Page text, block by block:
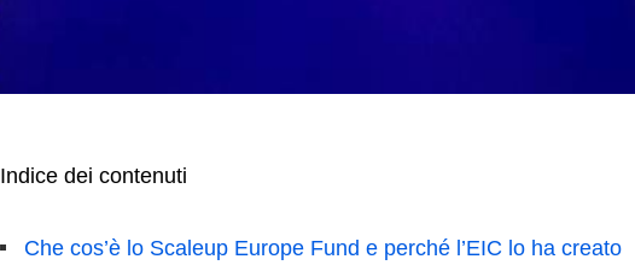
Indice dei contenuti
Che cos’è lo Scaleup Europe Fund e perché l’EIC lo ha creato